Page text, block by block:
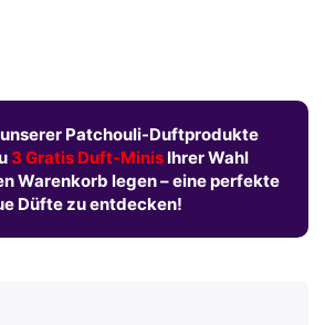
unserer Patchouli-Duftprodukte
3 Gratis Duft-Minis Ihrer Wahl
Warenkorb legen – eine perfekte
Düfte zu entdecken!